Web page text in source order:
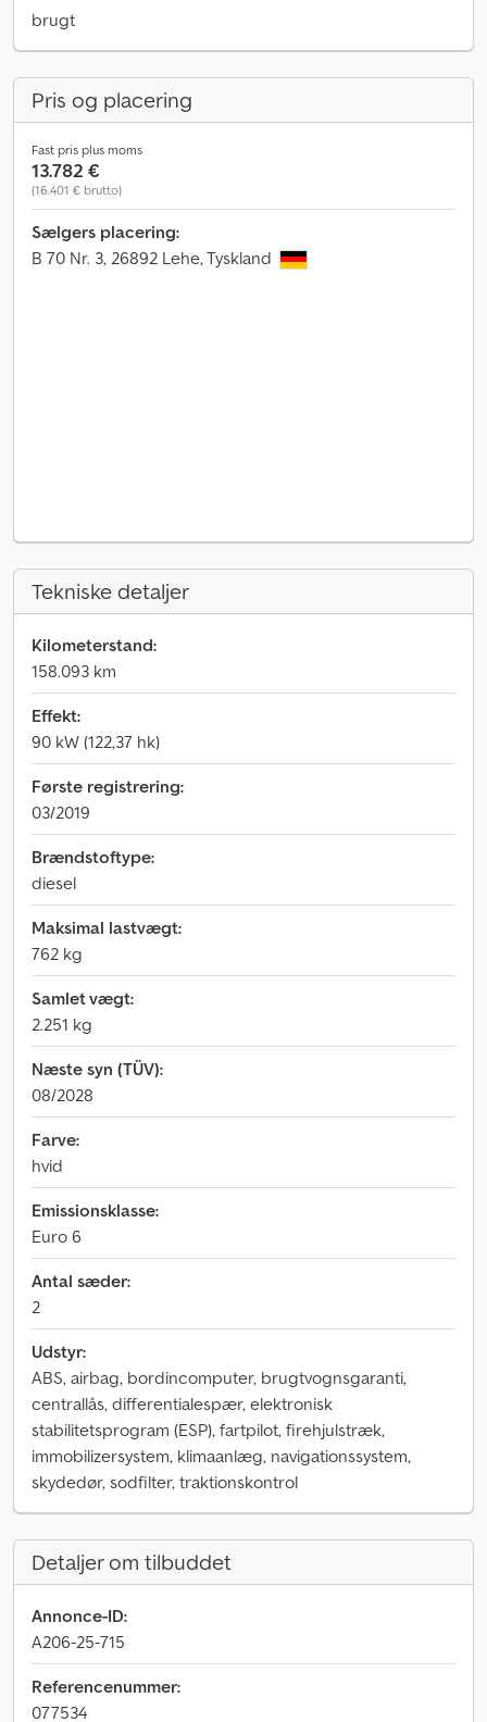
brugt
Pris og placering
Fast pris plus moms
13.782 €
(16.401 € brutto)
Sælgers placering:
B 70 Nr. 3, 26892 Lehe, Tyskland
Tekniske detaljer
Kilometerstand:
158.093 km
Effekt:
90 kW (122,37 hk)
Første registrering:
03/2019
Brændstoftype:
diesel
Maksimal lastvægt:
762 kg
Samlet vægt:
2.251 kg
Næste syn (TÜV):
08/2028
Farve:
hvid
Emissionsklasse:
Euro 6
Antal sæder:
2
Udstyr:
ABS, airbag, bordincomputer, brugtvognsgaranti,
centrallås, differentialespær, elektronisk
stabilitetsprogram (ESP), fartpilot, firehjulstræk,
immobilizersystem, klimaanlæg, navigationssystem,
skydedør, sodfilter, traktionskontrol
Detaljer om tilbuddet
Annonce-ID:
A206-25-715
Referencenummer:
077534